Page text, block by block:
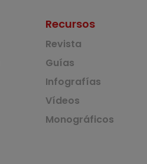
Recursos
Revista
Guías
Infografías
Vídeos
Monográficos